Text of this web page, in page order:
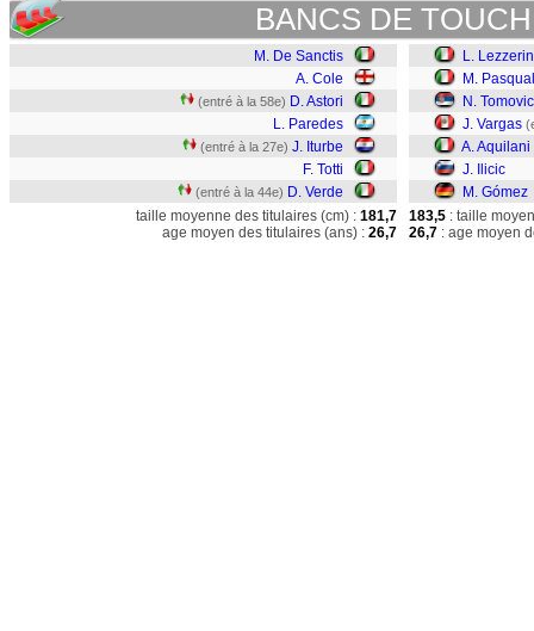
BANCS DE
M. De Sanctis
A. Cole
(entré à la 58e) D. Astori
L. Paredes
(entré à la 27e) J. Iturbe
F. Totti
(entré à la 44e) D. Verde
L.
M. Pasqual
N. Tomovic
J. Vargas
A. Aquilani
J. Ilicic
M. Gómez
taille moyenne des titulaires (cm) : 181,7
age moyen des titulaires (ans) : 26,7
183,5 : taille
26,7 : age moyen